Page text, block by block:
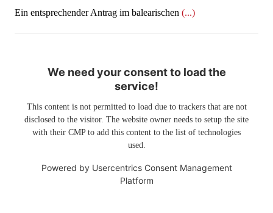
Ein entsprechender Antrag im balearischen (...)
We need your consent to load the
service!
This content is not permitted to load due to trackers that are not
disclosed to the visitor. The website owner needs to setup the site
with their CMP to add this content to the list of technologies
used.
Powered by Usercentrics Consent Management
Platform